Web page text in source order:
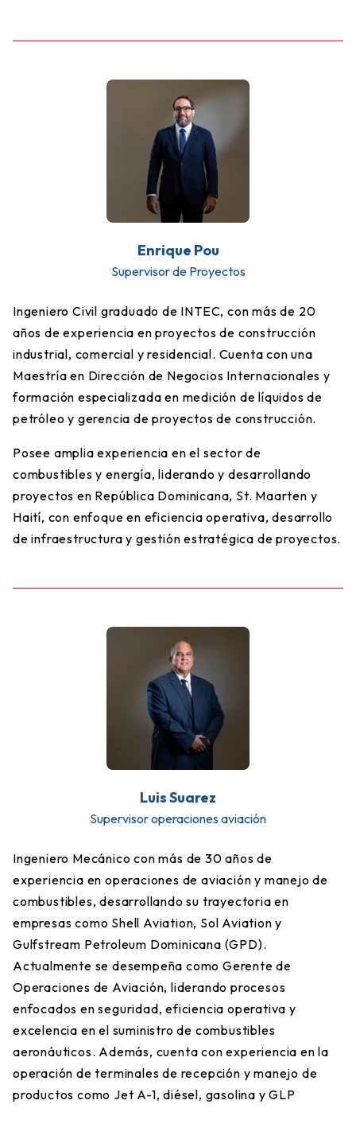
Enrique Pou
Supervisor de Proyectos
Ingeniero Civil graduado de INTEC, con más de 20
años de experiencia en proyectos de construcción
industrial, comercial y residencial. Cuenta con una
Maestría en Dirección de Negocios Internacionales y
formación especializada en medición de líquidos de
petróleo y gerencia de proyectos de construcción.
Posee amplia experiencia en el sector de
combustibles y energía, liderando y desarrollando
proyectos en República Dominicana, St. Maarten y
Haití, con enfoque en eficiencia operativa, desarrollo
de infraestructura y gestión estratégica de proyectos.
Luis Suarez
Supervisor operaciones aviación
Ingeniero Mecánico con más de 30 años de
experiencia en operaciones de aviación y manejo de
combustibles, desarrollando su trayectoria en
empresas como Shell Aviation, Sol Aviation y
Gulfstream Petroleum Dominicana (GPD).
Actualmente se desempeña como Gerente de
Operaciones de Aviación, liderando procesos
enfocados en seguridad, eficiencia operativa y
excelencia en el suministro de combustibles
aeronáuticos. Además, cuenta con experiencia en la
operación de terminales de recepción y manejo de
productos como Jet A-1, diésel, gasolina y GLP